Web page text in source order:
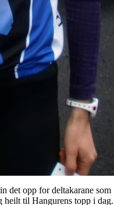
det opp for deltakarane som
heilt til Hangurens topp i dag.